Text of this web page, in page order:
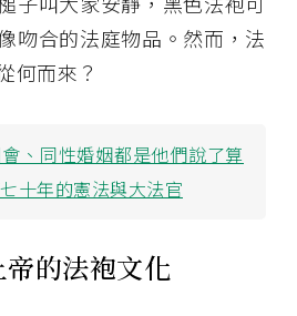
吻合的法庭物品。然而，法
何而來？
、同性婚姻都是他們說了算
十年的憲法與大法官
的法袍文化